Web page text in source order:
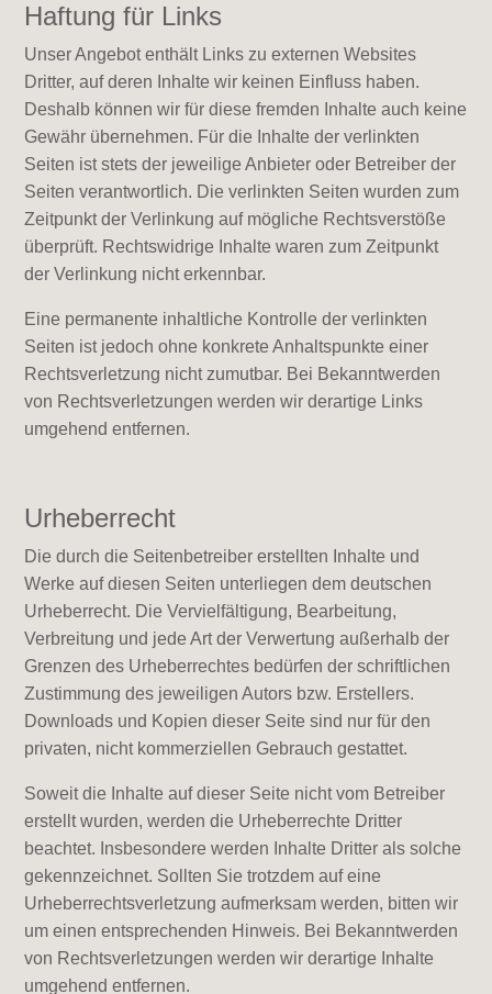
Haftung für Links
Unser Angebot enthält Links zu externen Websites
Dritter, auf deren Inhalte wir keinen Einfluss haben.
Deshalb können wir für diese fremden Inhalte auch keine
Gewähr übernehmen. Für die Inhalte der verlinkten
Seiten ist stets der jeweilige Anbieter oder Betreiber der
Seiten verantwortlich. Die verlinkten Seiten wurden zum
Zeitpunkt der Verlinkung auf mögliche Rechtsverstöße
überprüft. Rechtswidrige Inhalte waren zum Zeitpunkt
der Verlinkung nicht erkennbar.
Eine permanente inhaltliche Kontrolle der verlinkten
Seiten ist jedoch ohne konkrete Anhaltspunkte einer
Rechtsverletzung nicht zumutbar. Bei Bekanntwerden
von Rechtsverletzungen werden wir derartige Links
umgehend entfernen.
Urheberrecht
Die durch die Seitenbetreiber erstellten Inhalte und
Werke auf diesen Seiten unterliegen dem deutschen
Urheberrecht. Die Vervielfältigung, Bearbeitung,
Verbreitung und jede Art der Verwertung außerhalb der
Grenzen des Urheberrechtes bedürfen der schriftlichen
Zustimmung des jeweiligen Autors bzw. Erstellers.
Downloads und Kopien dieser Seite sind nur für den
privaten, nicht kommerziellen Gebrauch gestattet.
Soweit die Inhalte auf dieser Seite nicht vom Betreiber
erstellt wurden, werden die Urheberrechte Dritter
beachtet. Insbesondere werden Inhalte Dritter als solche
gekennzeichnet. Sollten Sie trotzdem auf eine
Urheberrechtsverletzung aufmerksam werden, bitten wir
um einen entsprechenden Hinweis. Bei Bekanntwerden
von Rechtsverletzungen werden wir derartige Inhalte
umgehend entfernen.